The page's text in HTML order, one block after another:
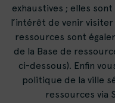
exhaustives ; elles
l’intérêt de venir
ressources sont
de la Base de
ci-dessous). Enfin
politique de la ville
ressources via